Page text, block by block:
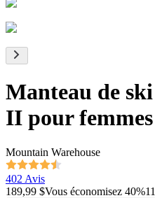
Manteau de
II pour femmes
Mountain Warehouse
402 Avis
189,99 $Vous économisez 40%